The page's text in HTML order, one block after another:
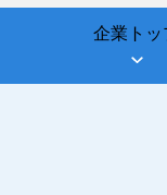
企業トッ